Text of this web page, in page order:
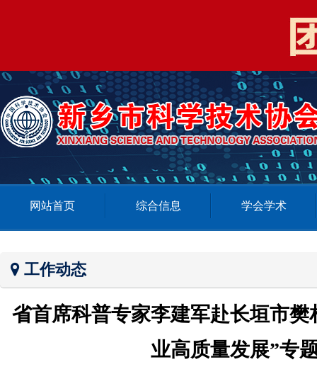
网站首页 综合信息 学会学术
工作动态
省首席科普专家李建军赴长垣市
业高质量发展”专